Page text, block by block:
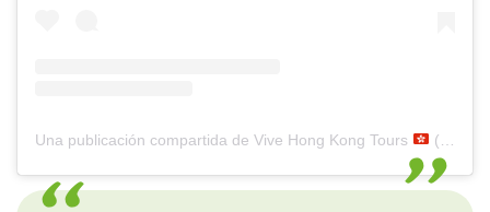
Una publicación compartida de Vive Hong Kong Tours (@vivehongkong)